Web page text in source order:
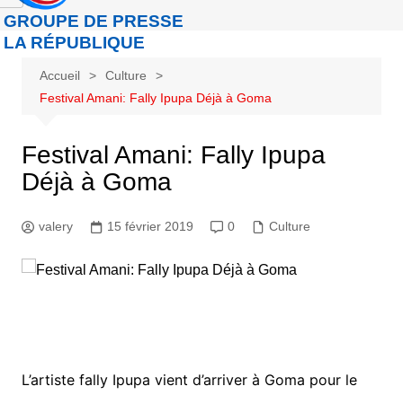
GROUPE DE PRESSE
LA RÉPUBLIQUE
Accueil
Culture
Festival Amani: Fally Ipupa Déjà à Goma
Festival Amani: Fally Ipupa
Déjà à Goma
valery 15 février 2019 0 Culture
L’artiste fally Ipupa vient d’arriver à Goma pour le